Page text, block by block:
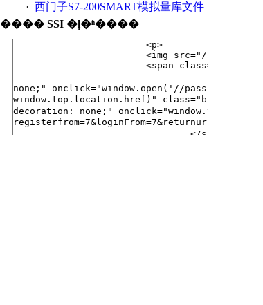
· 西门子S7-200SMART模拟量库文件
���� SSI �ļ�ʱ����